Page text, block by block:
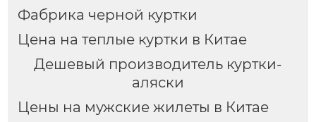
Фабрика черной куртки
Цена на теплые куртки в Китае
Дешевый производитель куртки-
аляски
Цены на мужские жилеты в Китае